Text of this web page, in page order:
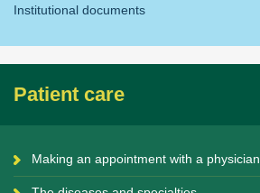
Institutional documents
Patient care
Making an appointment with a physician